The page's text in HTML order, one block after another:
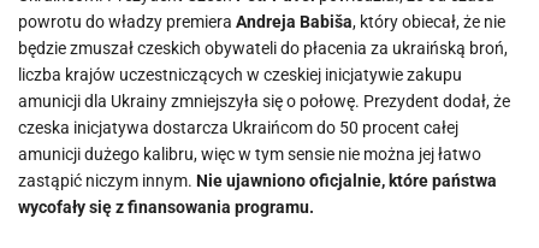
powrotu do władzy premiera Andreja Babiša, który obiecał, że nie
będzie zmuszał czeskich obywateli do płacenia za ukraińską broń,
liczba krajów uczestniczących w czeskiej inicjatywie zakupu
amunicji dla Ukrainy zmniejszyła się o połowę. Prezydent dodał, że
czeska inicjatywa dostarcza Ukraińcom do 50 procent całej
amunicji dużego kalibru, więc w tym sensie nie można jej łatwo
zastąpić niczym innym. Nie ujawniono oficjalnie, które państwa
wycofały się z finansowania programu.